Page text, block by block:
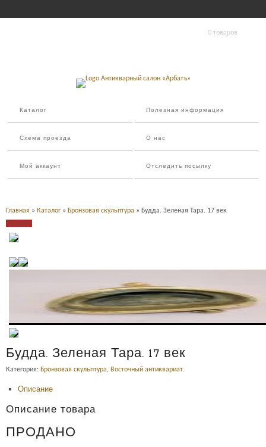
0 товаров
Каталог Полезная информация
Схема проезда О нас
Мой аккаунт Отследить посылку
Главная » Каталог » Бронзовая скульптура » Будда. Зеленая Тара. 17 век
Продано
Будда. Зеленая Тара. 17 век
Категория: Бронзовая скульптура, Восточный антиквариат.
Описание
Описание товара
ПРОДАНО